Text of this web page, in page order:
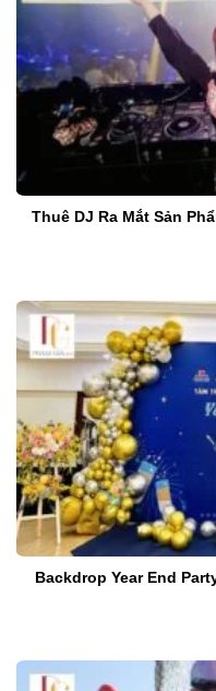
Thuê DJ Ra Mắt Sản
Backdrop Year End